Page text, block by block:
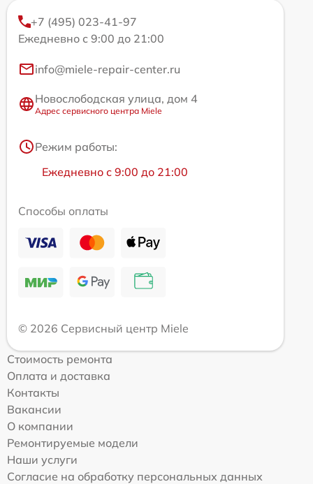
+7 (495) 023-41-97
Ежедневно с 9:00 до 21:00
info@miele-repair-center.ru
Новослободская улица, дом 4
Адрес сервисного центра Miele
Режим работы:
Ежедневно с 9:00 до 21:00
Способы оплаты
© 2026 Сервисный центр Miele
Стоимость ремонта
Оплата и доставка
Контакты
Вакансии
О компании
Ремонтируемые модели
Наши услуги
Согласие на обработку персональных данных